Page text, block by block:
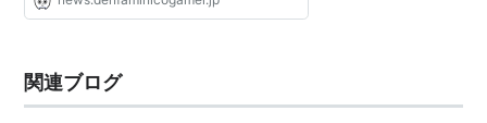
関連ブログ